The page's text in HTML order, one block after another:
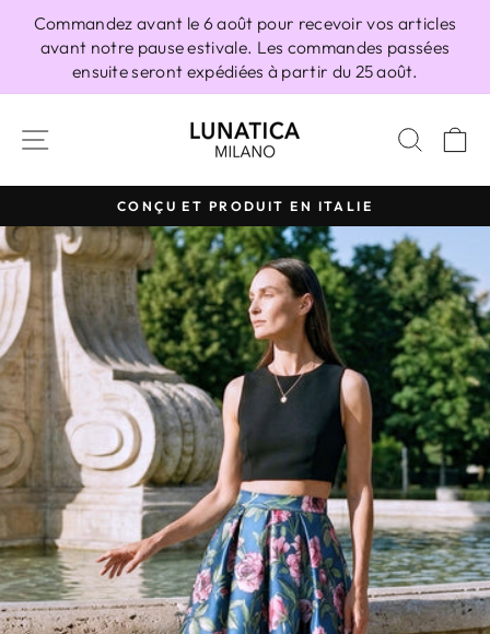
contenu
Commandez avant le 6 août pour recevoir vos articles
avant notre pause estivale. Les commandes passées
ensuite seront expédiées à partir du 25 août.
Diaporama
Pause
CONÇU ET PRODUIT EN ITALIE